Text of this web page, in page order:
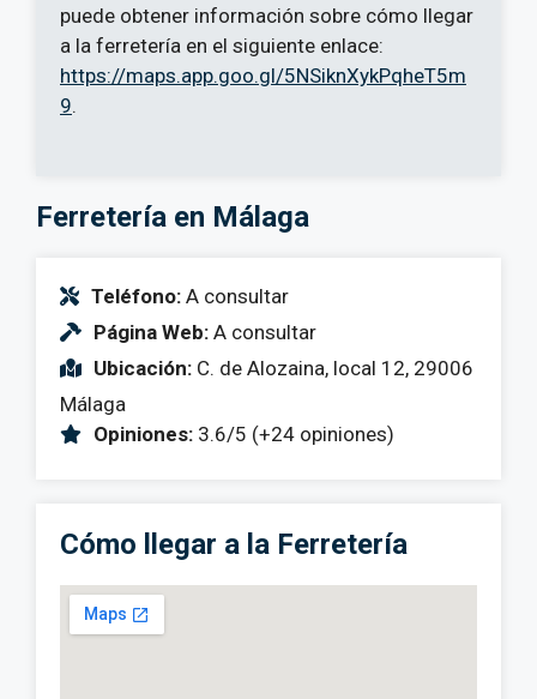
puede obtener información sobre cómo llegar
a la ferretería en el siguiente enlace:
https://maps.app.goo.gl/5NSiknXykPqheT5m
9.
Ferretería en Málaga
Teléfono: A consultar
Página Web: A consultar
Ubicación: C. de Alozaina, local 12, 29006
Málaga
Opiniones: 3.6/5 (+24 opiniones)
Cómo llegar a la Ferretería